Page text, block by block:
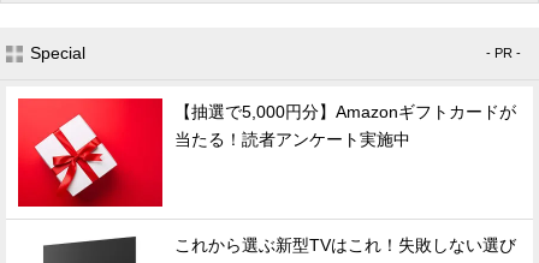
Special - PR -
【抽選で5,000円分】Amazonギフトカードが
当たる！読者アンケート実施中
これから選ぶ新型TVはこれ！失敗しない選び